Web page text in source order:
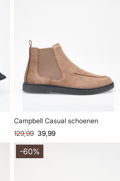
Campbell Casual schoenen
129,99 39,99
-60%